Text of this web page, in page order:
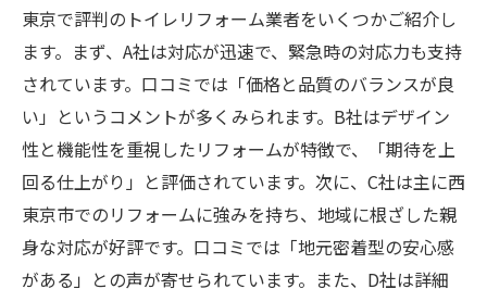
東京で評判のトイレリフォーム業者をいくつかご紹介し
ます。まず、A社は対応が迅速で、緊急時の対応力も支持
されています。口コミでは「価格と品質のバランスが良
い」というコメントが多くみられます。B社はデザイン
性と機能性を重視したリフォームが特徴で、「期待を上
回る仕上がり」と評価されています。次に、C社は主に西
東京市でのリフォームに強みを持ち、地域に根ざした親
身な対応が好評です。口コミでは「地元密着型の安心感
がある」との声が寄せられています。また、D社は詳細